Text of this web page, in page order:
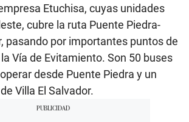
Etuchisa, cuyas unidades
cubre la ruta Puente Piedra-
pasando por importantes puntos de
Vía de Evitamiento. Son 50 buses
desde Puente Piedra y un
Villa El Salvador.